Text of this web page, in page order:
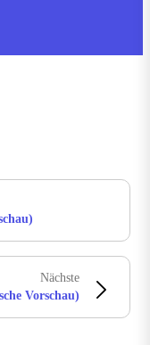
Nächste
Vorschau)